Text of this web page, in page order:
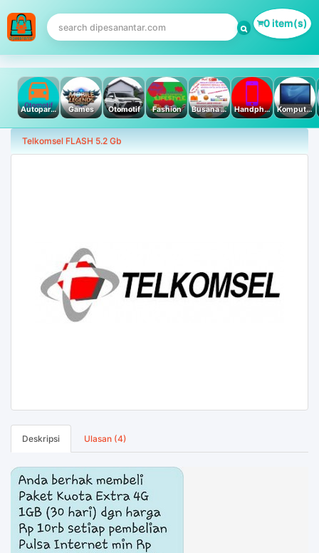
0 item(s)
Autoparts Games Otomotif Fashion Busana Muslim Handphone & Tablet Komputer PC & Laptop
Telkomsel FLASH 5.2 Gb
Deskripsi Ulasan (4)